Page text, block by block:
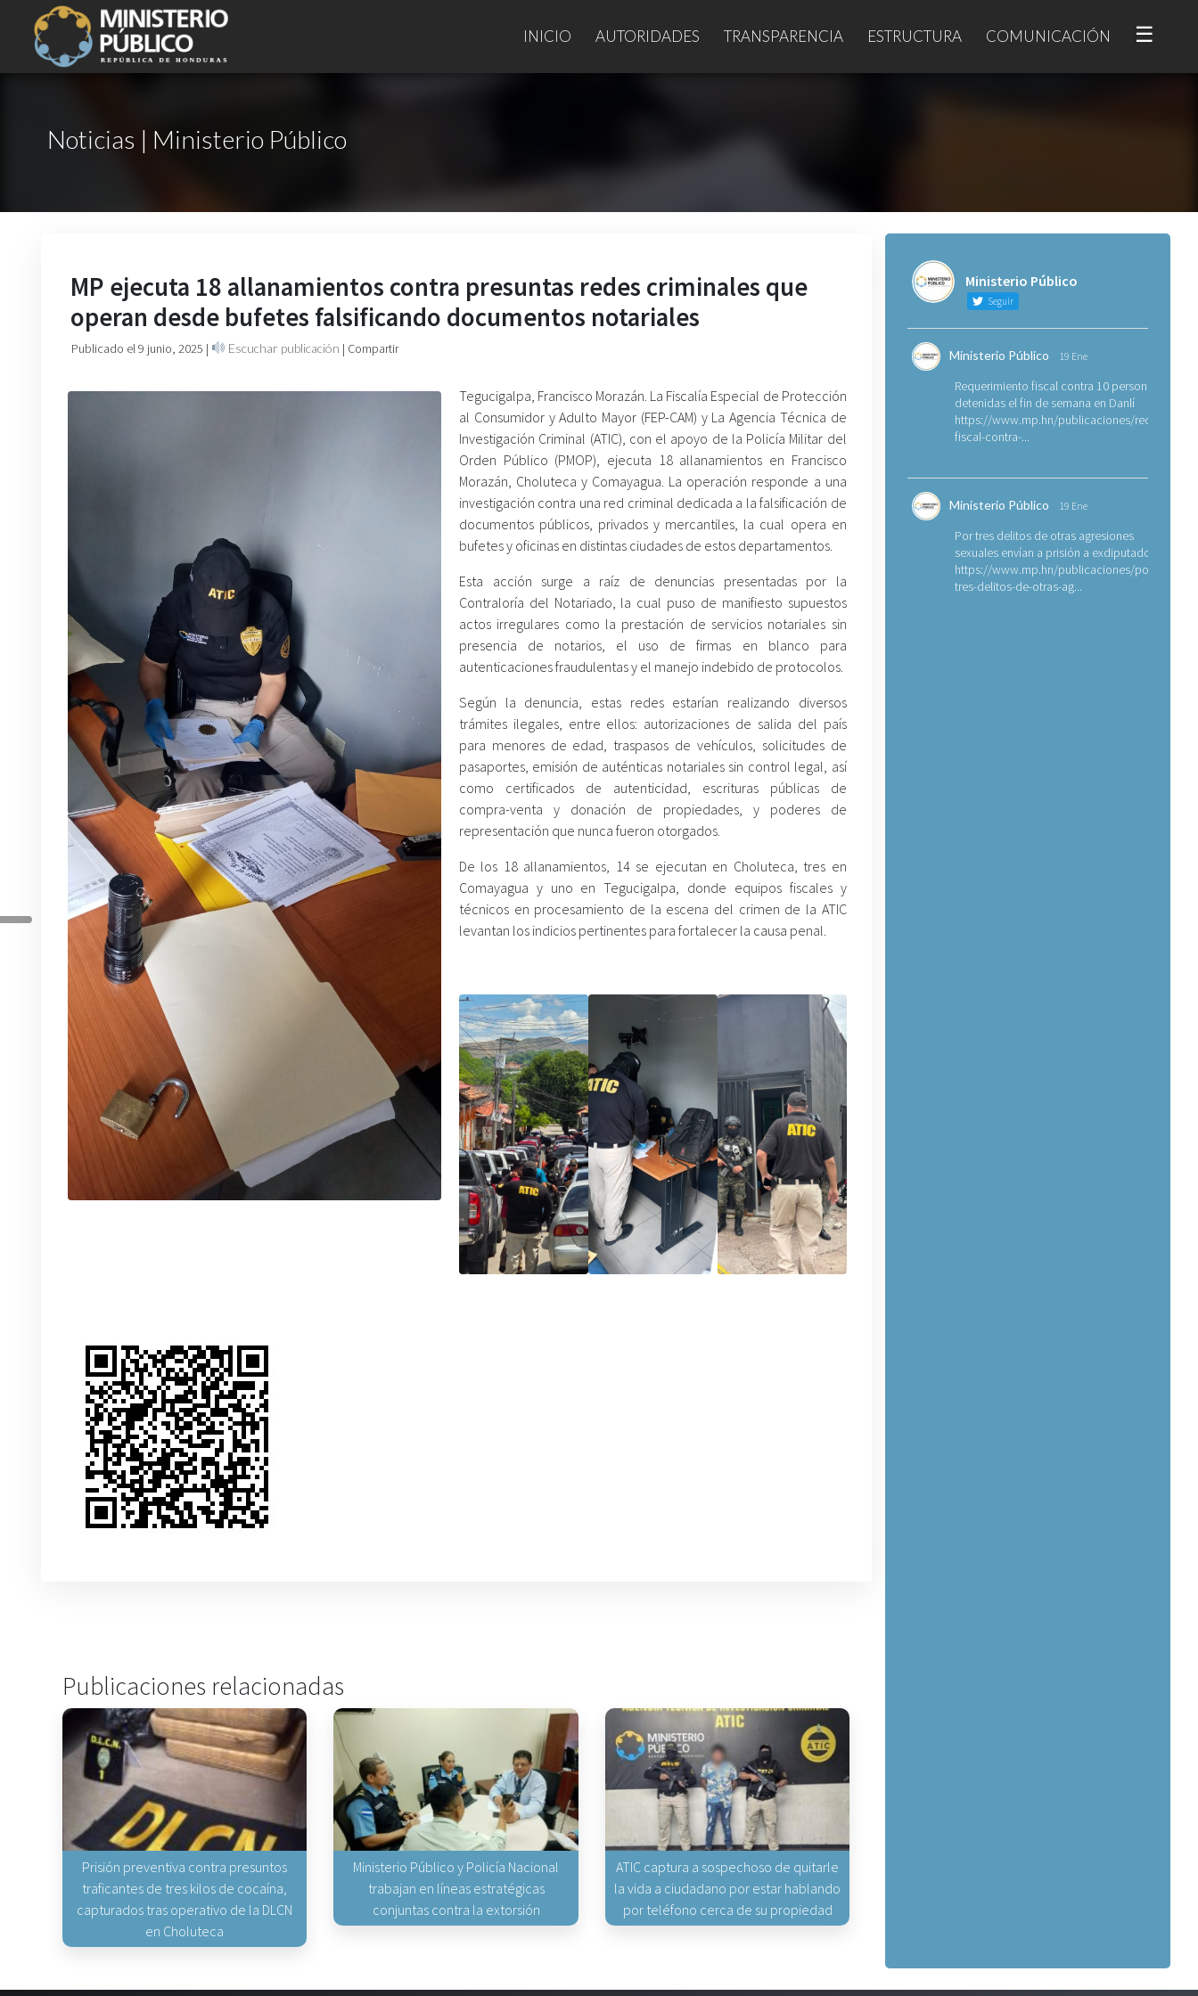
INICIO AUTORIDADES TRANSPARENCIA ESTRUCTURA COMUNICACIÓN ☰
Noticias | Ministerio Público
MP ejecuta 18 allanamientos contra presuntas redes criminales que
operan desde bufetes falsificando documentos notariales
Publicado el 9 junio, 2025 | Escuchar publicación | Compartir
Tegucigalpa, Francisco Morazán. La Fiscalía Especial de Protección
al Consumidor y Adulto Mayor (FEP-CAM) y La Agencia Técnica de
Investigación Criminal (ATIC), con el apoyo de la Policía Militar del
Orden Público (PMOP), ejecuta 18 allanamientos en Francisco
Morazán, Choluteca y Comayagua. La operación responde a una
investigación contra una red criminal dedicada a la falsificación de
documentos públicos, privados y mercantiles, la cual opera en
bufetes y oficinas en distintas ciudades de estos departamentos.
Esta acción surge a raíz de denuncias presentadas por la
Contraloría del Notariado, la cual puso de manifiesto supuestos
actos irregulares como la prestación de servicios notariales sin
presencia de notarios, el uso de firmas en blanco para
autenticaciones fraudulentas y el manejo indebido de protocolos.
Según la denuncia, estas redes estarían realizando diversos
trámites ilegales, entre ellos: autorizaciones de salida del país
para menores de edad, traspasos de vehículos, solicitudes de
pasaportes, emisión de auténticas notariales sin control legal, así
como certificados de autenticidad, escrituras públicas de
compra-venta y donación de propiedades, y poderes de
representación que nunca fueron otorgados.
De los 18 allanamientos, 14 se ejecutan en Choluteca, tres en
Comayagua y uno en Tegucigalpa, donde equipos fiscales y
técnicos en procesamiento de la escena del crimen de la ATIC
levantan los indicios pertinentes para fortalecer la causa penal.
Publicaciones relacionadas
Prisión preventiva contra presuntos
traficantes de tres kilos de cocaína,
capturados tras operativo de la DLCN
en Choluteca
Ministerio Público y Policía Nacional
trabajan en líneas estratégicas
conjuntas contra la extorsión
ATIC captura a sospechoso de quitarle
la vida a ciudadano por estar hablando
por teléfono cerca de su propiedad
Ministerio Público
Seguir
Ministerio Público 19 Ene
Requerimiento fiscal contra 10 personas
detenidas el fin de semana en Danlí
https://www.mp.hn/publicaciones/
fiscal-contra-...
Ministerio Público 19 Ene
Por tres delitos de otras agresiones
sexuales envían a prisión a exdiputado
https://www.mp.hn/publicaciones/por-
tres-delitos-de-otras-ag...